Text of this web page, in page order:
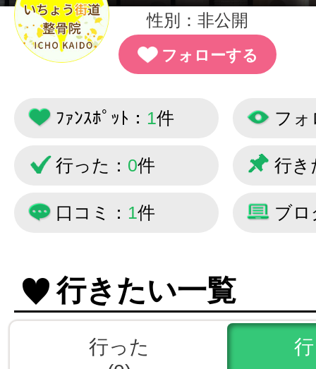
性別：非公開
フォローする
ﾌｧﾝｽﾎﾟｯﾄ： 1件 フォ
行った： 0件 行き
口コミ： 1件 ブロ
行きたい一覧
行った